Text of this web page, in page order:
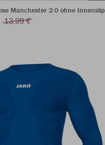
Manchester 2.0 ohne Innenslip
13,99 €